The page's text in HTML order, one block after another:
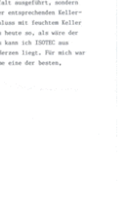
von uns stets